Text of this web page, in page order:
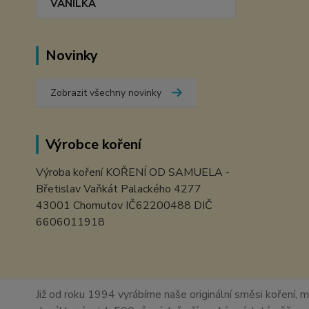
VANILKA
Novinky
Zobrazit všechny novinky
Výrobce koření
Výroba koření KOŘENÍ OD SAMUELA -
Břetislav Vaňkát Palackého 4277
43001 Chomutov IČ62200488 DIČ
6606011918
Již od roku 1994 vyrábíme naše originální směsi koření,